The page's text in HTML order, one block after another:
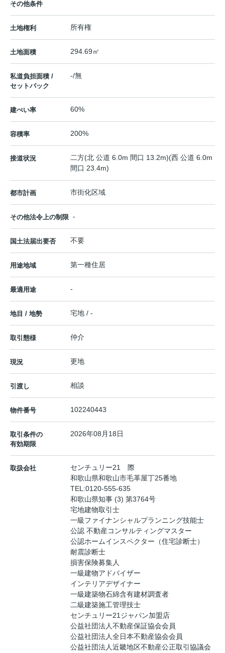
その他条件
土地権利 所有権
土地面積 294.69㎡
私道負担面積 /
セットバック
-/無
建ぺい率 60%
容積率 200%
接道状況
二方(北 公道 6.0m 間口 13.2m)(西 公道 6.0m
間口 23.4m)
都市計画 市街化区域
その他法令上の制限 -
国土法届出要否 不要
用途地域 第一種住居
最適用途 -
地目 / 地勢 宅地 / -
取引態様 仲介
現況 更地
引渡し 相談
物件番号 102240443
取引条件の
有効期限
2026年08月18日
取扱会社
センチュリー21 際
和歌山県和歌山市毛革屋丁25番地
TEL:0120-555-635
和歌山県知事 (3) 第3764号
宅地建物取引士
一級ファイナンシャルプランニング技能士
公認 不動産コンサルティングマスター
公認ホームインスペクター（住宅診断士）
耐震診断士
損害保険募集人
一級建物アドバイザー
インテリアデザイナー
一級建築物石綿含有建材調査者
二級建築施工管理技士
センチュリー21ジャパン加盟店
公益社団法人不動産保証協会会員
公益社団法人全日本不動産協会会員
公益社団法人近畿地区不動産公正取引協議会